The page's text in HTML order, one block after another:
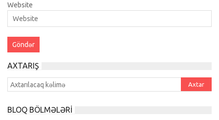
Website
AXTARIŞ
BLOQ BÖLMƏLƏRI